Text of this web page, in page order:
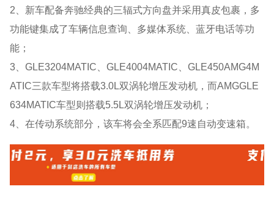
2、新车配备奔驰经典的三辐式方向盘并采用真皮包裹，多
功能键集成了车辆信息查询、多媒体系统、蓝牙电话等功
能；
3、GLE3204MATIC、GLE4004MATIC、GLE450AMG4M
ATIC三款车型将搭载3.0L双涡轮增压发动机，而AMGGLE
634MATIC车型则搭载5.5L双涡轮增压发动机；
4、在传动系统部分，该车将会全系匹配9速自动变速箱。